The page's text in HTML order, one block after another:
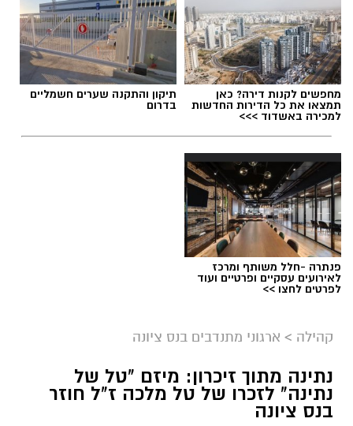
מחפשים לקנות דירה? כאן
תמצאו את כל הדירות החדשות
למכירה באשדוד >>>
תיקון והתקנה שערים חשמליים
בדרום
פנתרה -חלל משותף ומרכז
לאירועים עסקיים ופרטיים ועוד
לפרטים לחצו >>
קהילה > ארגוני מתנדבים בנס ציונה
נתינה מתוך זיכרון: מיזם "טל של
נתינה" לזכרו של טל מלכה ז"ל חוזר
בנס ציונה